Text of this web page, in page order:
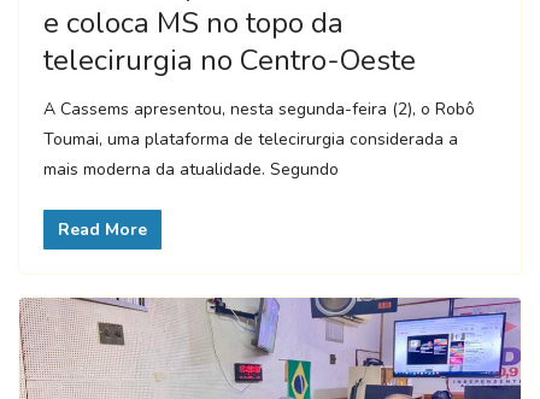
e coloca MS no topo da
telecirurgia no Centro-Oeste
A Cassems apresentou, nesta segunda-feira (2), o Robô
Toumai, uma plataforma de telecirurgia considerada a
mais moderna da atualidade. Segundo
Read More